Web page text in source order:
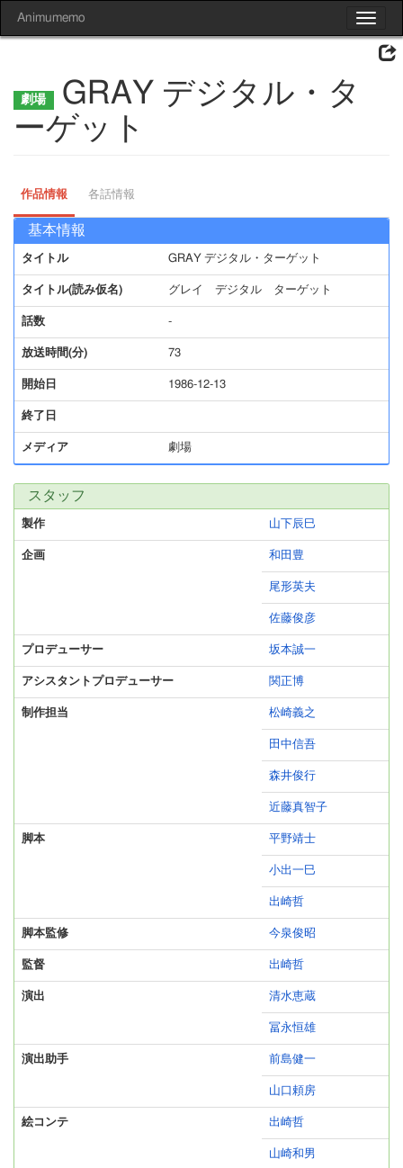
Toggle
Animumemo
GRAY デジタル・タ
ーゲット
作品情報 各話情報
基本情報
タイトル GRAY デジタル・ターゲット
タイトル(読み仮名) グレイ デジタル ターゲット
話数 -
放送時間(分) 73
開始日 1986-12-13
終了日
メディア 劇場
スタッフ
製作 山下辰巳
企画 和田豊
尾形英夫
佐藤俊彦
プロデューサー 坂本誠一
アシスタントプロデューサー 関正博
制作担当 松崎義之
田中信吾
森井俊行
近藤真智子
脚本 平野靖士
小出一巳
出崎哲
脚本監修 今泉俊昭
監督 出崎哲
演出 清水恵蔵
冨永恒雄
演出助手 前島健一
山口頼房
絵コンテ 出崎哲
山崎和男